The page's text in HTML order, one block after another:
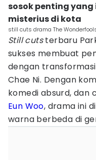
sosok penting
misterius di kota
still cuts drama The
Still cutsterbaru
sukses membuat
dengan
Chae Ni. Dengan
komedi absurd, dan
Eun Woo, drama ini
warna berbeda di